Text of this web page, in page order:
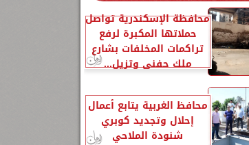
محافظة الإسكندرية تواصل
حملاتها المكبرة لرفع
تراكمات المخلفات بشارع
ملك حفني وتزيل...
محافظ الغربية يتابع أعمال
إحلال وتجديد كوبري
شنودة الملاحي